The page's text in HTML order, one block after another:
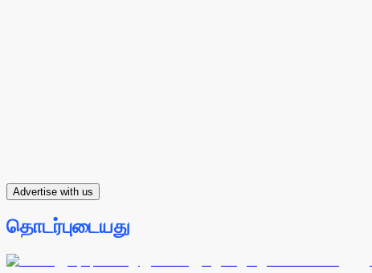
Advertise with us
தொடர்புடையது